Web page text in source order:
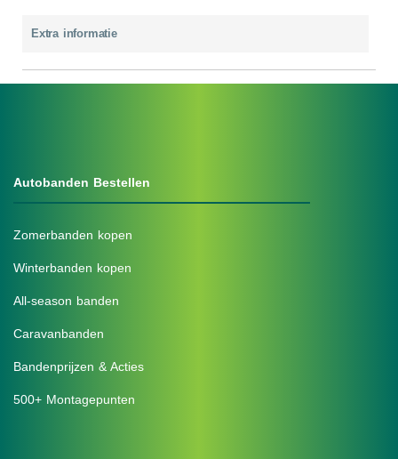
Extra informatie
Autobanden Bestellen
Zomerbanden kopen
Winterbanden kopen
All-season banden
Caravanbanden
Bandenprijzen & Acties
500+ Montagepunten